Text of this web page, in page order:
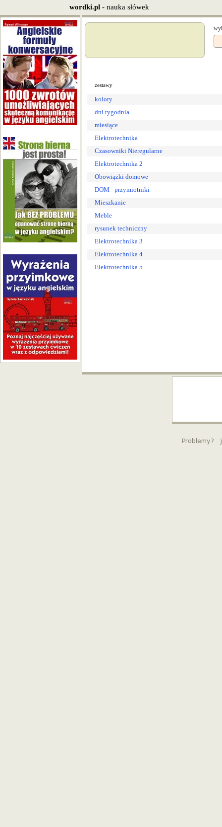
wordki.pl - nauka słówek
zestawy
kolory
dni tygodnia
miesiące
Elektrotechnika
Czasowniki Nieregularne
Elektrotechnika 2
Obowiązki domowe
DOM - przymiotniki
Mieszkanie
Meble
rysunek techniczny
Elektrotechnika 3
Elektrotechnika 4
Elektrotechnika 5